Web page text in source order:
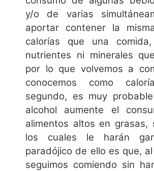
y/o de varias
aportar contener la
calorías que una
nutrientes ni minerales
por lo que volvemos a
conocemos como
segundo, es muy
alcohol aumente el
alimentos altos en grasas,
los cuales le harán
paradójico de ello es que,
seguimos comiendo sin